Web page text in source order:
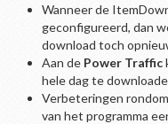
Wanneer de
geconfigureerd, dan
download toch
Aan de Power Traffic
hele dag te
Verbeteringen
van het programma